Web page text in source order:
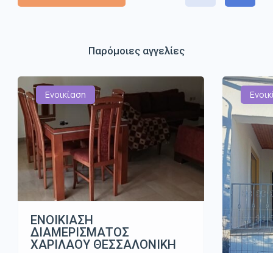
Παρόμοιες αγγελίες
Ενοικίαση
ΕΝΟΙΚΙΑΣΗ
ΔΙΑΜΕΡΙΣΜΑΤΟΣ
ΧΑΡΙΛΑΟΥ ΘΕΣΣΑΛΟΝΙΚΗ